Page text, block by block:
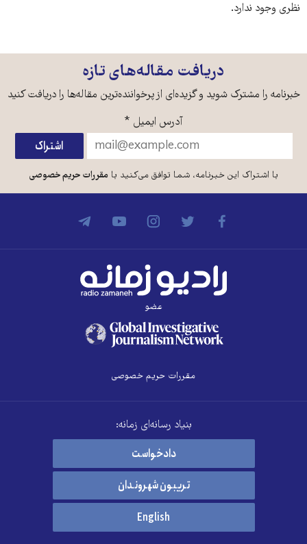
نظری وجود ندارد.
دریافت مقاله‌های تازه
خبرنامه را مشترک شوید و گزیده‌ای از پرخواننده‌ترین مقاله‌ها را دریافت کنید
آدرس ایمیل *
با اشتراک این خبرنامه، شما توافق می‌کنید بامقررات حریم خصوصی
عضو
مقررات حریم خصوصی
بنیاد رسانه‌ای زمانه:
دادخواست
تریبون شهروندان
English